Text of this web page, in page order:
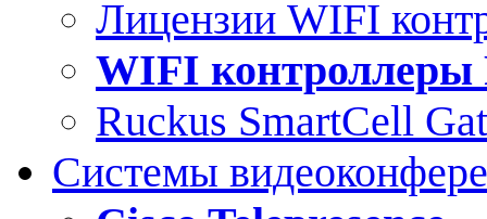
Лицензии WIFI
WIFI контроллеры
Ruckus SmartCell
Системы